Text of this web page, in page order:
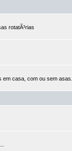
rotatÃ³rias
em casa, com ou sem asas.